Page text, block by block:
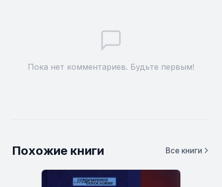
Пока нет комментариев. Будьте первым!
Похожие книги Все книги